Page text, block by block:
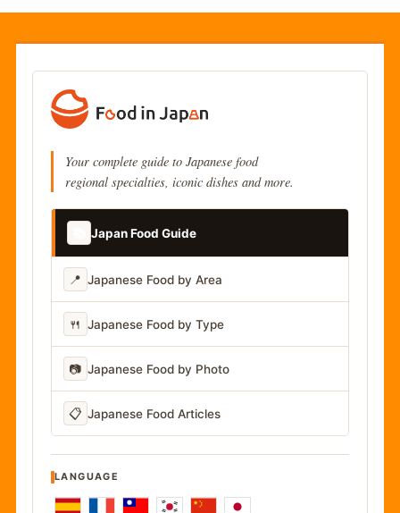
Your complete guide to Japanese food
regional specialties, iconic dishes and more.
Japan Food Guide
📍 Japanese Food by Area
🍴 Japanese Food by Type
📷 Japanese Food by Photo
📋 Japanese Food Articles
LANGUAGE